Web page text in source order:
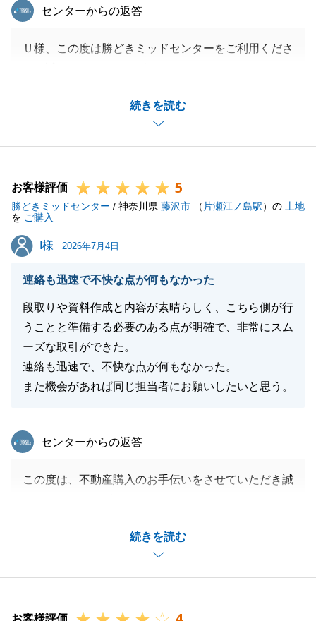
続きを読む
東急リバブル
センターからの返答
Ｕ様、この度は勝どきミッドセンターをご利用くださ
としてもとても嬉しく存じます。
また不動産に関してご相談があればいつでもお気軽に
お申し付けくださいませ。
お客様評価 5
勝どきミッドセンター / 神奈川県 藤沢市 （ 片瀬江ノ島駅）の 土地
を ご購入
I様
I様 2026年7月4日
連絡も迅速で不快な点が何もなかった
段取りや資料作成と内容が素晴らしく、こちら側が行
うことと準備する必要のある点が明確で、非常にスム
ーズな取引ができた。
連絡も迅速で、不快な点が何もなかった。
また機会があれば同じ担当者にお願いしたいと思う。
続きを読む
東急リバブル
センターからの返答
この度は、不動産購入のお手伝いをさせていただき誠
お取引を行うことができました。
素敵なお家が建つこと待ち遠しいですね。
I様の益々のご活躍をお祈り申し上げます。
お客様評価